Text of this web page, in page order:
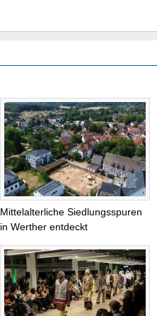
Mittelalterliche Siedlungsspuren
in Werther entdeckt